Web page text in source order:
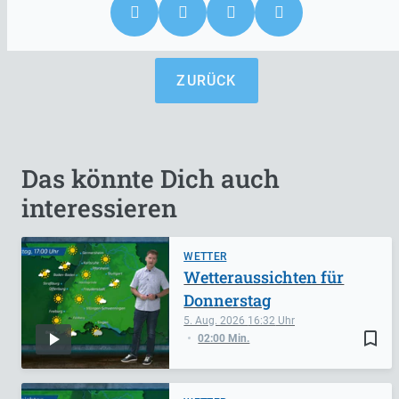
ZURÜCK
Das könnte Dich auch
interessieren
WETTER
bookmark_border
5. Aug. 2026 16:32
02:00 Min.
Wetteraussichten für
Donnerstag